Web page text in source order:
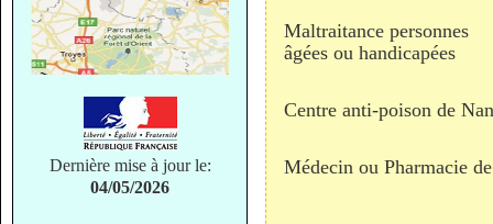
Dernière mise à jour le:
04/05/2026
Maltraitance personnes
âgées ou handicapées
Centre anti-poison de
Médecin ou Pharmacie